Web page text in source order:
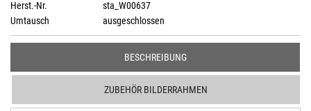
Herst.-Nr.
sta_W00637
Umtausch
ausgeschlossen
BESCHREIBUNG
ZUBEHÖR BILDERRAHMEN